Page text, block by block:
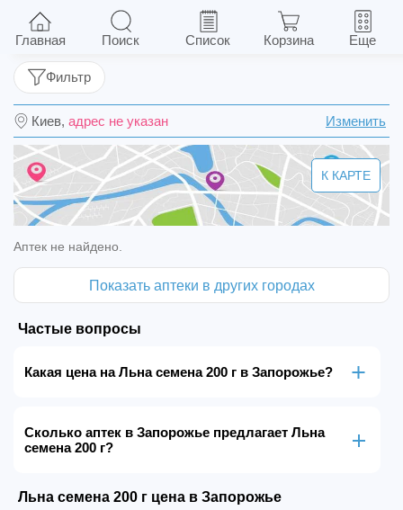
Льна семена 200 г
Киев, адрес не указан Изменить
Фильтр
К КАРТЕ
Аптек не найдено.
Показать аптеки в других городах
Частые вопросы
Какая цена на Льна семена 200 г в Запорожье?
Сколько аптек в Запорожье предлагает Льна
семена 200 г?
Льна семена 200 г цена в Запорожье
Главная Поиск Список Корзина Еще